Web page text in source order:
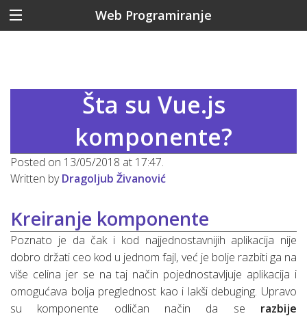
Web Programiranje
Šta su Vue.js
komponente?
Posted on 13/05/2018 at 17:47.
Written byDragoljub Živanović
Kreiranje komponente
Poznato je da čak i kod najjednostavnijih aplikacija nije
dobro držati ceo kod u jednom fajl, već je bolje razbiti ga na
više celina jer se na taj način pojednostavljuje aplikacija i
omogućava bolja preglednost kao i lakši debuging. Upravo
su komponente odličan način da se razbije